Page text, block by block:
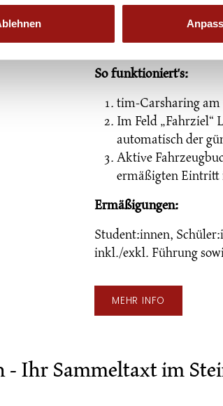
Mit der Carsharing-
komfortabel und
So funktioniert's:
tim-Carsharing am
Im Feld „Fahrziel“
automatisch der
Aktive
ermäßigten Eintritt
Ermäßigungen:
Student:innen,
inkl./exkl. Führung
MEHR INFO
Ihr Sammeltaxt im